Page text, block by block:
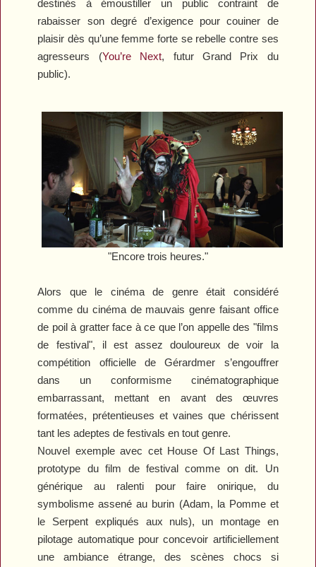
destinés à émoustiller un public contraint de
rabaisser son degré d’exigence pour couiner de
plaisir dès qu’une femme forte se rebelle contre ses
agresseurs (You’re Next, futur Grand Prix du
public).
"Encore trois heures."
Alors que le cinéma de genre était considéré
comme du cinéma de mauvais genre faisant office
de poil à gratter face à ce que l’on appelle des "films
de festival", il est assez douloureux de voir la
compétition officielle de Gérardmer s’engouffrer
dans un conformisme cinématographique
embarrassant, mettant en avant des œuvres
formatées, prétentieuses et vaines que chérissent
tant les adeptes de festivals en tout genre.
Nouvel exemple avec cet House Of Last Things,
prototype du film de festival comme on dit. Un
générique au ralenti pour faire onirique, du
symbolisme assené au burin (Adam, la Pomme et
le Serpent expliqués aux nuls), un montage en
pilotage automatique pour concevoir artificiellement
une ambiance étrange, des scènes chocs si